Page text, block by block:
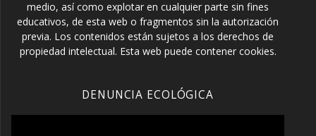
medio, así como explotar en cualquier parte sin fines
educativos, de esta web o fragmentos sin la autorización
previa. Los contenidos están sujetos a los derechos de
propiedad intelectual. Esta web puede contener cookies.
DENUNCIA ECOLÓGICA